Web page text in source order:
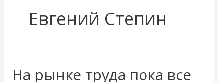
Евгений Степин
На рынке труда пока все
На